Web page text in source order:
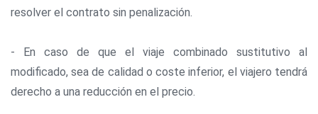
resolver el contrato sin penalización.
- En caso de que el viaje combinado sustitutivo al
modificado, sea de calidad o coste inferior, el viajero tendrá
derecho a una reducción en el precio.